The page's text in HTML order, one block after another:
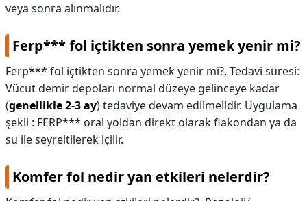
veya sonra alınmalıdır.
Ferp*** fol içtikten sonra yemek yenir mi?
Ferp*** fol içtikten sonra yemek yenir mi?, Tedavi süresi:
Vücut demir depoları normal düzeye gelinceye kadar
(genellikle 2-3 ay) tedaviye devam edilmelidir. Uygulama
şekli : FERP*** oral yoldan direkt olarak flakondan ya da
su ile seyreltilerek içilir.
Komfer fol nedir yan etkileri nelerdir?